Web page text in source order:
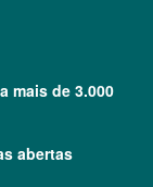
mais de 3.000
abertas